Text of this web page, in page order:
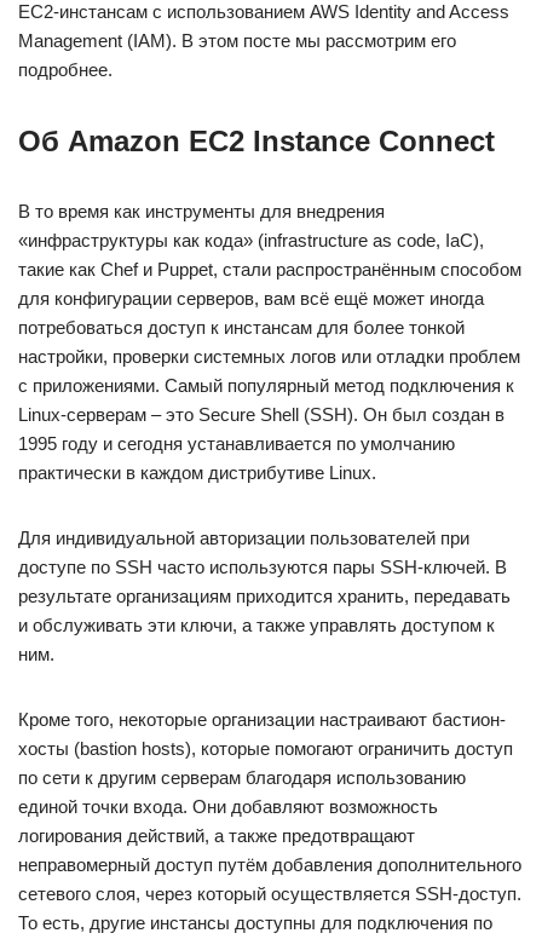
EC2-инстансам с использованием AWS Identity and Access
Management (IAM). В этом посте мы рассмотрим его
подробнее.
Об Amazon EC2 Instance Connect
В то время как инструменты для внедрения
«инфраструктуры как кода» (infrastructure as code, IaC),
такие как Chef и Puppet, стали распространённым способом
для конфигурации серверов, вам всё ещё может иногда
потребоваться доступ к инстансам для более тонкой
настройки, проверки системных логов или отладки проблем
с приложениями. Самый популярный метод подключения к
Linux-серверам – это Secure Shell (SSH). Он был создан в
1995 году и сегодня устанавливается по умолчанию
практически в каждом дистрибутиве Linux.
Для индивидуальной авторизации пользователей при
доступе по SSH часто используются пары SSH-ключей. В
результате организациям приходится хранить, передавать
и обслуживать эти ключи, а также управлять доступом к
ним.
Кроме того, некоторые организации настраивают бастион-
хосты (bastion hosts), которые помогают ограничить доступ
по сети к другим серверам благодаря использованию
единой точки входа. Они добавляют возможность
логирования действий, а также предотвращают
неправомерный доступ путём добавления дополнительного
сетевого слоя, через который осуществляется SSH-доступ.
То есть, другие инстансы доступны для подключения по